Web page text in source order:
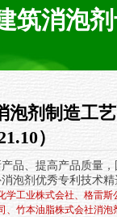
筑消泡
泡剂制造工
）
品、提高产品质量
泡剂优秀专利技术精
学工业株式会社、格雷斯
、竹本油脂株式会社消泡